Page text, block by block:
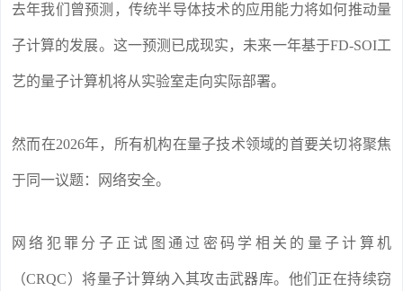
去年我们曾预测，传统半导体技术的应用能力将如何推动量
子计算的发展。这一预测已成现实，未来一年基于FD-SOI工
艺的量子计算机将从实验室走向实际部署。
然而在2026年，所有机构在量子技术领域的首要关切将聚焦
于同一议题：网络安全。
网络犯罪分子正试图通过密码学相关的量子计算机
（CRQC）将量子计算纳入其攻击武器库。他们正在持续窃